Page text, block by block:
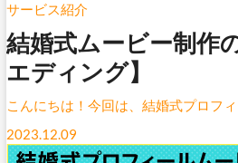
サービス紹介
結婚式ムービー制作
エディング】
こんにちは！今回は、結婚式プロフ
2023.12.09